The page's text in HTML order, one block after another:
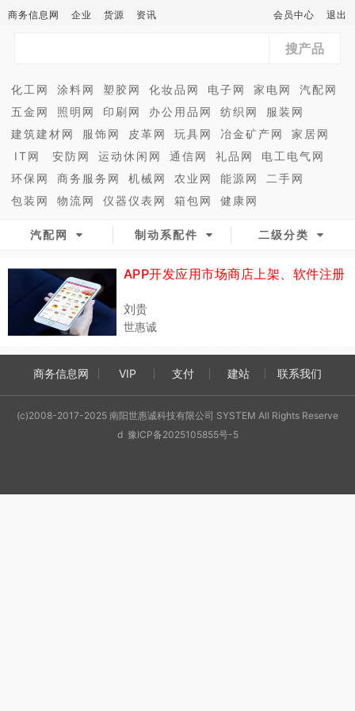
商务信息网 企业 货源 资讯 会员中心 退出
搜产品
化工网 涂料网 塑胶网 化妆品网 电子网 家电网
汽配网
五金网
照明网 印刷网 办公用品网 纺织网
服装网
建筑建材网
服饰网 皮革网 玩具网 冶金矿产网
家居网
IT网
安防网 运动休闲网 通信网 礼品网
电工电气网
环保网
商务服务网 机械网 农业网 能源网
二手网
包装网
物流网 仪器仪表网 箱包网 健康网
汽配网 制动系配件 二级分类
APP开发应用市场商店上架、软件注册
刘贵
世惠诚
商务信息网 VIP 支付 建站 联系我们
(c)2008-2017-2025 南阳世惠诚科技有限公司 SYSTEM All Rights Reserve
d 豫ICP备2025105855号-5